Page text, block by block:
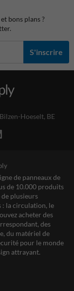
bons plans ?
S'inscrire
Bilzen-Hoeselt, BE
de panneaux de
de 10.000 produits
plusieurs
: la circulation, le
acheter des
des
du matériel de
pour le monde
attrayant.